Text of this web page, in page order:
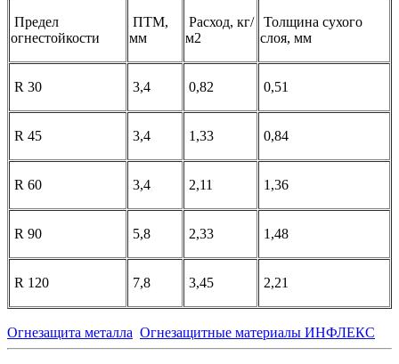
Предел
огнестойкости
ПТМ,
мм
Расход, кг/
м2
Толщина сухого
слоя, мм
R 30 3,4 0,82 0,51
R 45 3,4 1,33 0,84
R 60 3,4 2,11 1,36
R 90 5,8 2,33 1,48
R 120 7,8 3,45 2,21
Огнезащита металла Огнезащитные материалы ИНФЛЕКС